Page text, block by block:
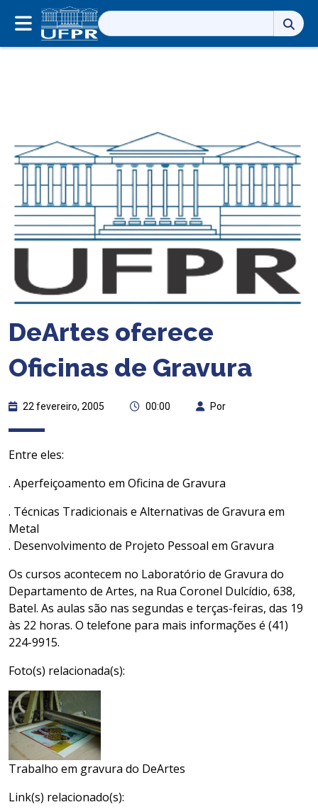
Pesquisar
por:
DeArtes oferece
Oficinas de Gravura
22 fevereiro, 2005 00:00 Por
Entre eles:
. Aperfeiçoamento em Oficina de Gravura
. Técnicas Tradicionais e Alternativas de Gravura em
Metal
. Desenvolvimento de Projeto Pessoal em Gravura
Os cursos acontecem no Laboratório de Gravura do
Departamento de Artes, na Rua Coronel Dulcídio, 638,
Batel. As aulas são nas segundas e terças-feiras, das 19
às 22 horas. O telefone para mais informações é (41)
224-9915.
Foto(s) relacionada(s):
Trabalho em gravura do DeArtes
Link(s) relacionado(s):